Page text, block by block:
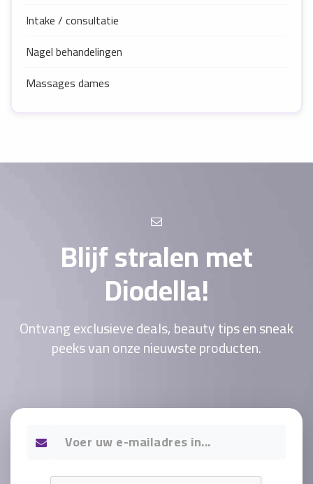
Intake / consultatie
Nagel behandelingen
Massages dames
Blijf stralen met
Diodella!
Ontvang exclusieve deals, beauty tips en sneak
peeks van onze nieuwste producten.